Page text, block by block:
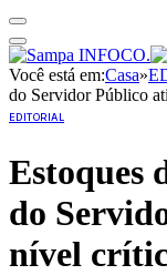
Você está em:Casa»
do Servidor Público
EDITORIAL
Estoques
do
nível